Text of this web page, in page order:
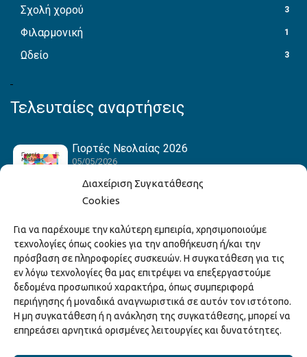
Διαχείριση Συγκατάθεσης
Cookies
Για να παρέχουμε την καλύτερη εμπειρία, χρησιμοποιούμε
τεχνολογίες όπως cookies για την αποθήκευση ή/και την
πρόσβαση σε πληροφορίες συσκευών. Η συγκατάθεση για τις
εν λόγω τεχνολογίες θα μας επιτρέψει να επεξεργαστούμε
δεδομένα προσωπικού χαρακτήρα, όπως συμπεριφορά
περιήγησης ή μοναδικά αναγνωριστικά σε αυτόν τον ιστότοπο.
Η μη συγκατάθεση ή η ανάκληση της συγκατάθεσης, μπορεί να
επηρεάσει αρνητικά ορισμένες λειτουργίες και δυνατότητες.
Σχολή χορού 3
Φιλαρμονική 1
Ωδείο 3
Τελευταίες αναρτήσεις
Γιορτές Νεολαίας 2026
05/05/2026
Hack the Match: Γνωρίζοντας τα Αμερικανικά
Αθλήματα! Δημιουργώντας το Δικό σου
Game Story!
22/04/2026
Ξάνθη – Πόλις Ονείρων Μουσικών Σχολείων
2026
15/04/2026